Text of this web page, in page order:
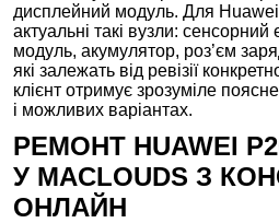
дисплейний модуль. Для
актуальні такі вузли:
модуль, акумулятор, роз’єм
які залежать від ревізії
клієнт отримує зрозуміле
і можливих варіантах.
РЕМОНТ HUAWEI
У MACLOUDS З
ОНЛАЙН